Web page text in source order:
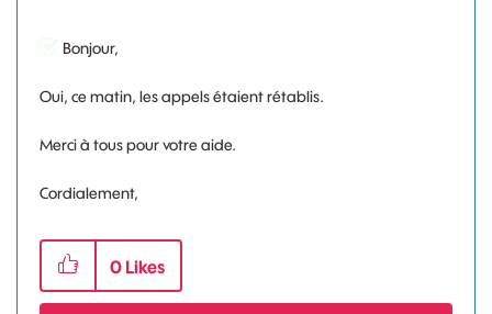
Bonjour,
Oui, ce matin, les appels étaient rétablis.
Merci à tous pour votre aide.
Cordialement,
0 Likes